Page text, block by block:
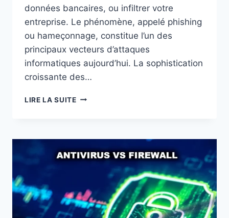
données bancaires, ou infiltrer votre
entreprise. Le phénomène, appelé phishing
ou hameçonnage, constitue l’un des
principaux vecteurs d’attaques
informatiques aujourd’hui. La sophistication
croissante des…
LIRE LA SUITECOMMENT
DE
PHISHING
?